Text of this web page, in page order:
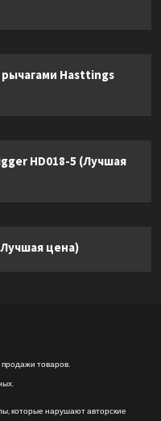
Hasttings
HD018-5 (Лучшая
цена)
товаров.
которые нарушают авторские